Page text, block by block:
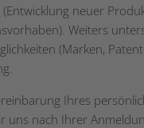
neuer
Weiters
(Marken,
Ihres
uns nach Ihrer